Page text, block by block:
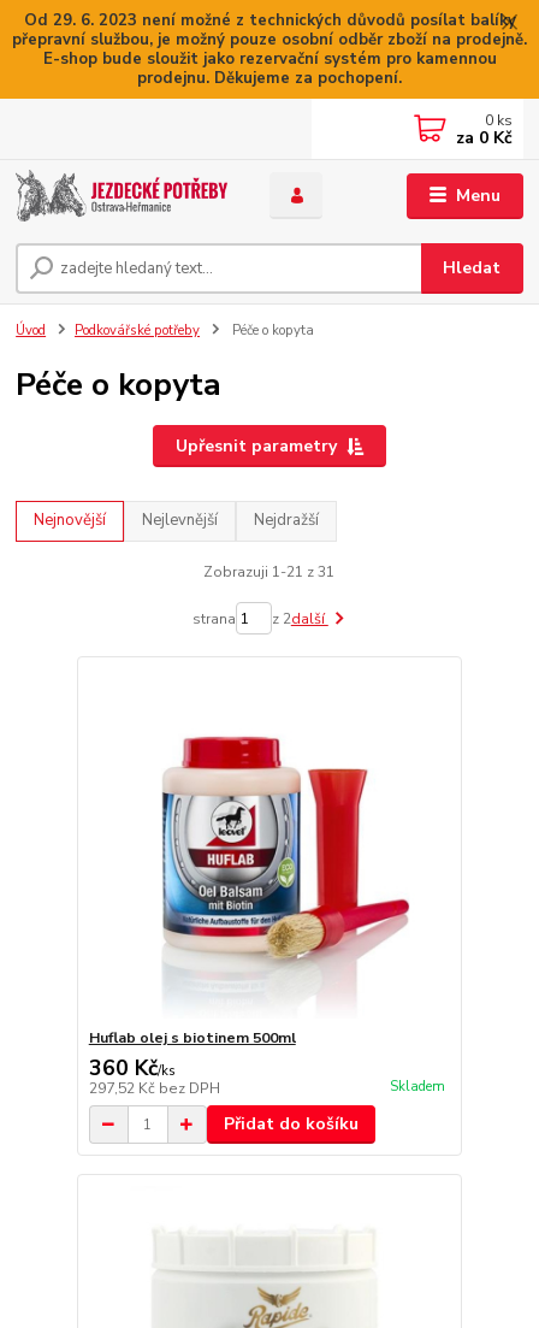
Od 29. 6. 2023 není možné z technických důvodů posílat balíky
přepravní službou, je možný pouze osobní odběr zboží na prodejně.
E-shop bude sloužit jako rezervační systém pro kamennou
prodejnu. Děkujeme za pochopení.
Menu
Hledat
0 ks
za 0 Kč
Úvod Podkovářské potřeby Péče o kopyta
Péče o kopyta
Upřesnit parametry
Nejnovější Nejlevnější Nejdražší
Zobrazuji 1-21 z 31
strana z 2další
Huflab olej s biotinem 500ml
360 Kč/ks
297,52 Kč bez DPH Skladem
Přidat do košíku